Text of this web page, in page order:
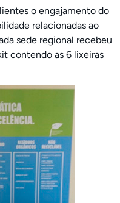
o engajamento do
relacionadas ao
sede regional recebeu
contendo as 6 lixeiras